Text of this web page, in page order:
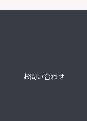
お問い合わせ